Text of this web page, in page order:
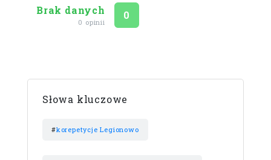
Brak danych
0 opinii
Ocena
0
Słowa kluczowe
#korepetycje Legionowo